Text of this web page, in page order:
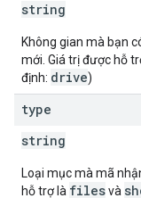
string
Không gian mà bạn
mới. Giá trị được hỗ
định: drive)
type
string
Loại mục mà mã
hỗ trợ là filesvà